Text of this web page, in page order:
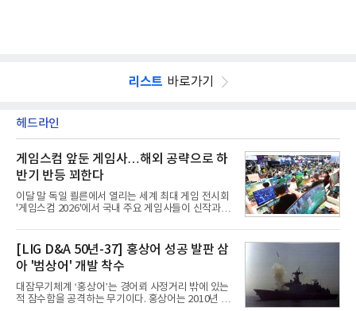
리스트 바로가기
헤드라인
게임스컴 앞둔 게임사…해외 공략으로 하
반기 반등 꾀한다
이달 말 독일 쾰른에서 열리는 세계 최대 게임 전시회
'게임스컴 2026'에서 국내 주요 게임사들이 신작과 글
체별로 엇갈린 가운데 하반기 신작 흥행과 해외 시장
성과가 실적을 좌우할 핵심 변수로 떠오르고 있다.8일
업계에 따르면 올해 상반기 게임업계는 기업별 성적
표가 크게 갈렸다. 대표적으로 크래프톤은 'PUBG: 배
틀그라운드'의 안정적인 성장에 힘입어 상반기 연결
기준 매출 2조6616억원, 영업이익 9725억원으로 역
대 최대 실적을 기록했다. 엔씨도 올해 출시한 '아이온
[LIG D&A 50년-37] 홍상어 성공 발판 삼
아 '범상어' 개발 착수
대잠무기체계 ‘홍상어’는 경어뢰 사정거리 밖에 있는
적 잠수함을 공격하는 무기이다. 홍상어는 2010년 넥